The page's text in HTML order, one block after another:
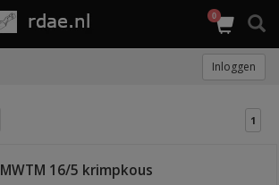
0
Inloggen
1
MWTM 16/5 krimpkous